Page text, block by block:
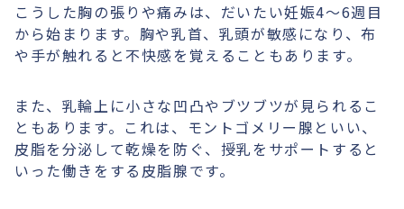
こうした胸の張りや痛みは、だいたい妊娠4〜6週目
から始まります。胸や乳首、乳頭が敏感になり、布
や手が触れると不快感を覚えることもあります。
また、乳輪上に小さな凹凸やブツブツが見られるこ
ともあります。これは、モントゴメリー腺といい、
皮脂を分泌して乾燥を防ぐ、授乳をサポートすると
いった働きをする皮脂腺です。